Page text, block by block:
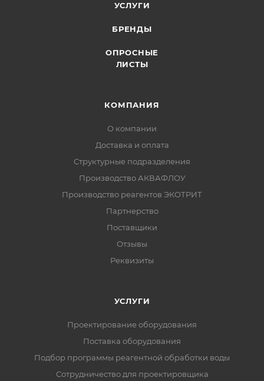
УСЛУГИ
БРЕНДЫ
ОПРОСНЫЕ
ЛИСТЫ
КОМПАНИЯ
О компании
Доставка и оплата
Структурные подразделения
Производство АКВАФЛОУ
Производство реагентов ЭКОТРИТ
Партнерство
Поставщики
Отзывы
Реквизиты
УСЛУГИ
Проектирование оборудования
Поставка оборудования
Подбор программы реагентной обработки воды
Сотрудничество для проектировщика